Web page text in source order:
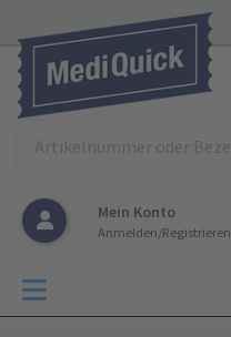
Mein Konto
Anmelden/Registrieren